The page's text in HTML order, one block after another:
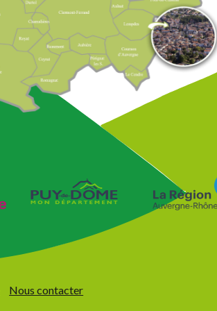
Nous contacter